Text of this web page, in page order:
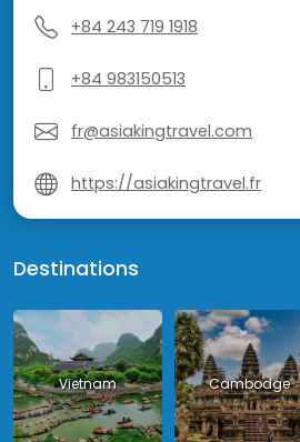
+84 243 719 1918
+84 983150513
fr@asiakingtravel.com
https://asiakingtravel.fr
Destinations
Vietnam Cambodge